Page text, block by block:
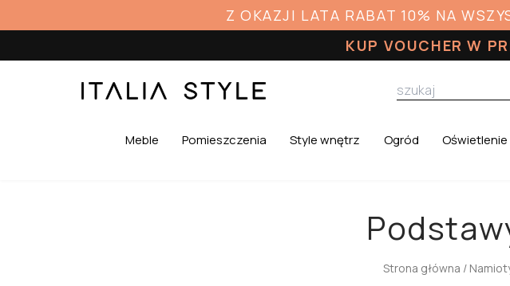
Z OKAZJI LATA RABAT 10% NA
KUP VOUCHER W
Meble Pomieszczenia Style wnętrz Ogród Oświetlenie
Strona główna /